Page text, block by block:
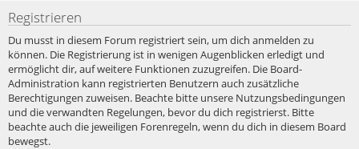
Registrieren
Du musst in diesem Forum registriert sein, um dich anmelden zu
können. Die Registrierung ist in wenigen Augenblicken erledigt und
ermöglicht dir, auf weitere Funktionen zuzugreifen. Die Board-
Administration kann registrierten Benutzern auch zusätzliche
Berechtigungen zuweisen. Beachte bitte unsere Nutzungsbedingungen
und die verwandten Regelungen, bevor du dich registrierst. Bitte
beachte auch die jeweiligen Forenregeln, wenn du dich in diesem Board
bewegst.